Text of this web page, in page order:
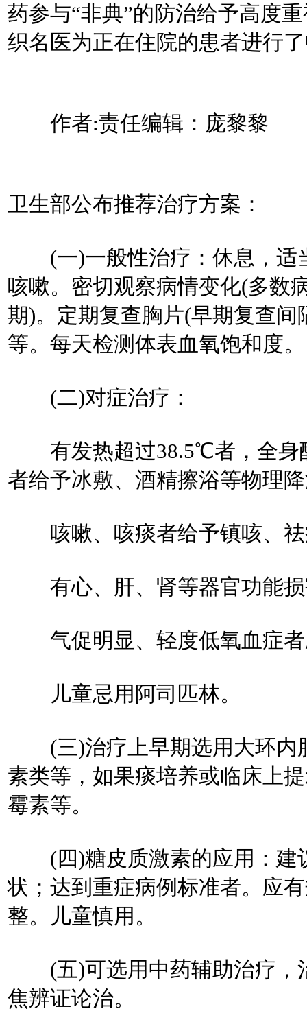
药参与“非典”的防治给予高度
织名医为正在住院的患者进行
作者:责任编辑：庞黎黎
卫生部公布推荐治疗方案：
(一)一般性治疗：休息，适
咳嗽。密切观察病情变化(多数
期)。定期复查胸片(早期复查
等。每天检测体表血氧饱和度。
(二)对症治疗：
有发热超过38.5℃者，全身
者给予冰敷、酒精擦浴等物理
咳嗽、咳痰者给予镇咳、祛
有心、肝、肾等器官功能损
气促明显、轻度低氧血症者
儿童忌用阿司匹林。
(三)治疗上早期选用大环内
素类等，如果痰培养或临床上
霉素等。
(四)糖皮质激素的应用：建
状；达到重症病例标准者。应
整。儿童慎用。
(五)可选用中药辅助治疗，
焦辨证论治。